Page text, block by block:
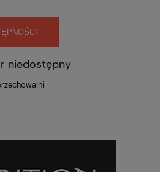
niedostępny